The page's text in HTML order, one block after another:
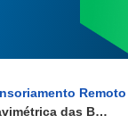
Caracterização Gravimétrica das Bacias Ediacaranas